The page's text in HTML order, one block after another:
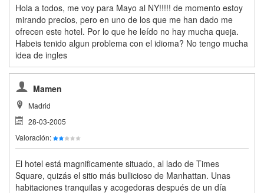
Hola a todos, me voy para Mayo al NY!!!!! de momento estoy
mirando precios, pero en uno de los que me han dado me
ofrecen este hotel. Por lo que he leído no hay mucha queja.
Habeis tenido algun problema con el idioma? No tengo mucha
idea de ingles
Mamen
Madrid
28-03-2005
Valoración:
El hotel está magnificamente situado, al lado de Times
Square, quizás el sitio más bullicioso de Manhattan. Unas
habitaciones tranquilas y acogedoras después de un día